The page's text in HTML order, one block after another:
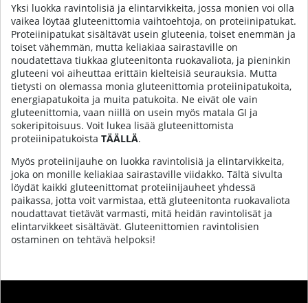
Yksi luokka ravintolisiä ja elintarvikkeita, jossa monien voi olla
vaikea löytää gluteenittomia vaihtoehtoja, on proteiinipatukat.
Proteiinipatukat sisältävät usein gluteenia, toiset enemmän ja
toiset vähemmän, mutta keliakiaa sairastaville on
noudatettava tiukkaa gluteenitonta ruokavaliota, ja pieninkin
gluteeni voi aiheuttaa erittäin kielteisiä seurauksia. Mutta
tietysti on olemassa monia gluteenittomia proteiinipatukoita,
energiapatukoita ja muita patukoita. Ne eivät ole vain
gluteenittomia, vaan niillä on usein myös matala GI ja
sokeripitoisuus. Voit lukea lisää gluteenittomista
proteiinipatukoista TÄÄLLÄ.
Myös proteiinijauhe on luokka ravintolisiä ja elintarvikkeita,
joka on monille keliakiaa sairastaville viidakko. Tältä sivulta
löydät kaikki gluteenittomat proteiinijauheet yhdessä
paikassa, jotta voit varmistaa, että gluteenitonta ruokavaliota
noudattavat tietävät varmasti, mitä heidän ravintolisät ja
elintarvikkeet sisältävät. Gluteenittomien ravintolisien
ostaminen on tehtävä helpoksi!